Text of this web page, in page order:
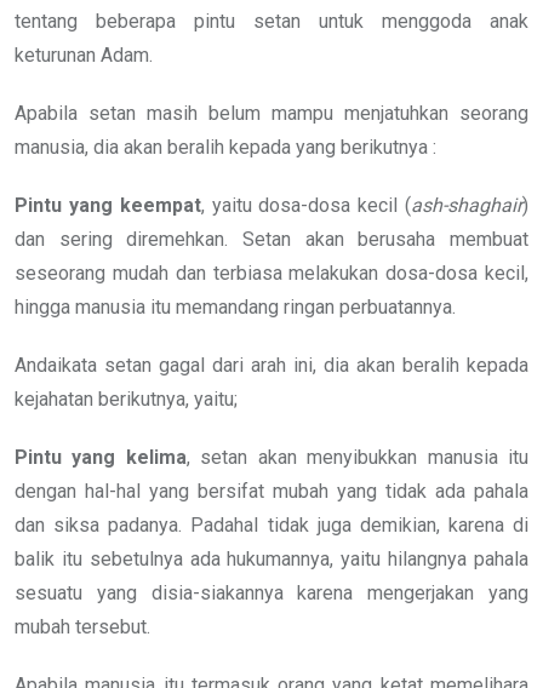
tentang beberapa pintu setan untuk menggoda anak
keturunan Adam.
Apabila setan masih belum mampu menjatuhkan seorang
manusia, dia akan beralih kepada yang berikutnya :
Pintu yang keempat, yaitu dosa-dosa kecil (ash-shaghair)
dan sering diremehkan. Setan akan berusaha membuat
seseorang mudah dan terbiasa melakukan dosa-dosa kecil,
hingga manusia itu memandang ringan perbuatannya.
Andaikata setan gagal dari arah ini, dia akan beralih kepada
kejahatan berikutnya, yaitu;
Pintu yang kelima, setan akan menyibukkan manusia itu
dengan hal-hal yang bersifat mubah yang tidak ada pahala
dan siksa padanya. Padahal tidak juga demikian, karena di
balik itu sebetulnya ada hukumannya, yaitu hilangnya pahala
sesuatu yang disia-siakannya karena mengerjakan yang
mubah tersebut.